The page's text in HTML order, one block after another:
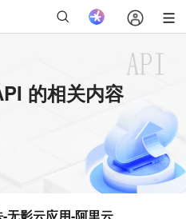
的相关内容